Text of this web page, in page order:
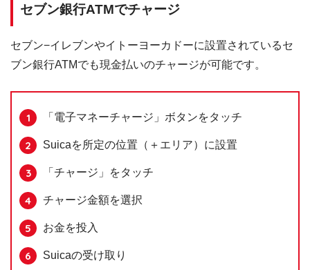
セブン銀行ATMでチャージ
セブン−イレブンやイトーヨーカドーに設置されているセ
ブン銀行ATMでも現金払いのチャージが可能です。
「電子マネーチャージ」ボタンをタッチ
Suicaを所定の位置（＋エリア）に設置
「チャージ」をタッチ
チャージ金額を選択
お金を投入
Suicaの受け取り